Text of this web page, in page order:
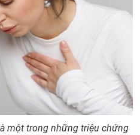
một trong những triệu chứng